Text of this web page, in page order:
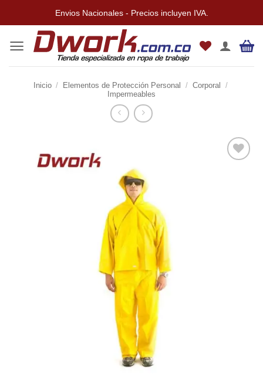
contenido
Envios Nacionales - Precios incluyen IVA.
Inicio / Elementos de Protección Personal / Corporal
/
Impermeables